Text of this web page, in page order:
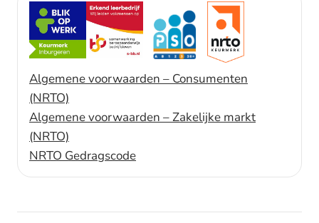
Algemene voorwaarden – Consumenten
(NRTO)
Algemene voorwaarden – Zakelijke markt
(NRTO)
NRTO Gedragscode